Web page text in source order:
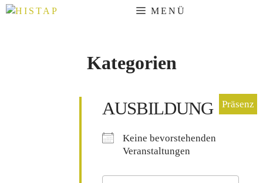
Zum
MENÜ
Kategorien
AUSBILDUNG
Keine bevorstehenden
Veranstaltungen